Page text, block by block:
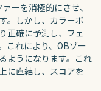
ーを消極的にさせ、
。しかし、カラーボ
正確に予測し、フェ
これにより、OBゾー
ようになります。これ
に直結し、スコアを